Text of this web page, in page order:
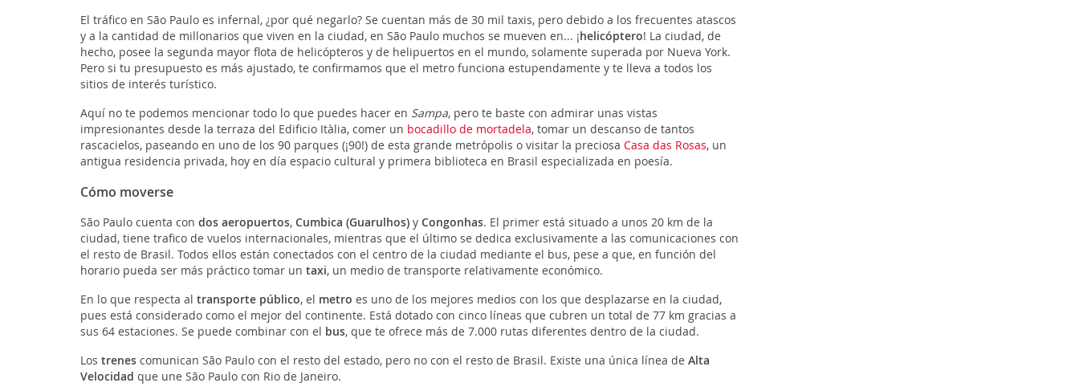
El tráfico en São Paulo es infernal, ¿por qué negarlo? Se cuentan más de 30 mil taxis, pero debido a los frecuentes atascos
y a la cantidad de millonarios que viven en la ciudad, en São Paulo muchos se mueven en... ¡helicóptero! La ciudad, de
hecho, posee la segunda mayor flota de helicópteros y de helipuertos en el mundo, solamente superada por Nueva York.
Pero si tu presupuesto es más ajustado, te confirmamos que el metro funciona estupendamente y te lleva a todos los
sitios de interés turístico.
Aquí no te podemos mencionar todo lo que puedes hacer en Sampa, pero te baste con admirar unas vistas
impresionantes desde la terraza del Edificio Itàlia, comer un bocadillo de mortadela, tomar un descanso de tantos
rascacielos, paseando en uno de los 90 parques (¡90!) de esta grande metrópolis o visitar la preciosa Casa das Rosas, un
antigua residencia privada, hoy en día espacio cultural y primera biblioteca en Brasil especializada en poesía.
Cómo moverse
São Paulo cuenta con dos aeropuertos, Cumbica (Guarulhos) y Congonhas. El primer está situado a unos 20 km de la
ciudad, tiene trafico de vuelos internacionales, mientras que el último se dedica exclusivamente a las comunicaciones con
el resto de Brasil. Todos ellos están conectados con el centro de la ciudad mediante el bus, pese a que, en función del
horario pueda ser más práctico tomar un taxi, un medio de transporte relativamente económico.
En lo que respecta al transporte público, el metro es uno de los mejores medios con los que desplazarse en la ciudad,
pues está considerado como el mejor del continente. Está dotado con cinco líneas que cubren un total de 77 km gracias a
sus 64 estaciones. Se puede combinar con el bus, que te ofrece más de 7.000 rutas diferentes dentro de la ciudad.
Los trenes comunican São Paulo con el resto del estado, pero no con el resto de Brasil. Existe una única línea de Alta
Velocidad que une São Paulo con Rio de Janeiro.